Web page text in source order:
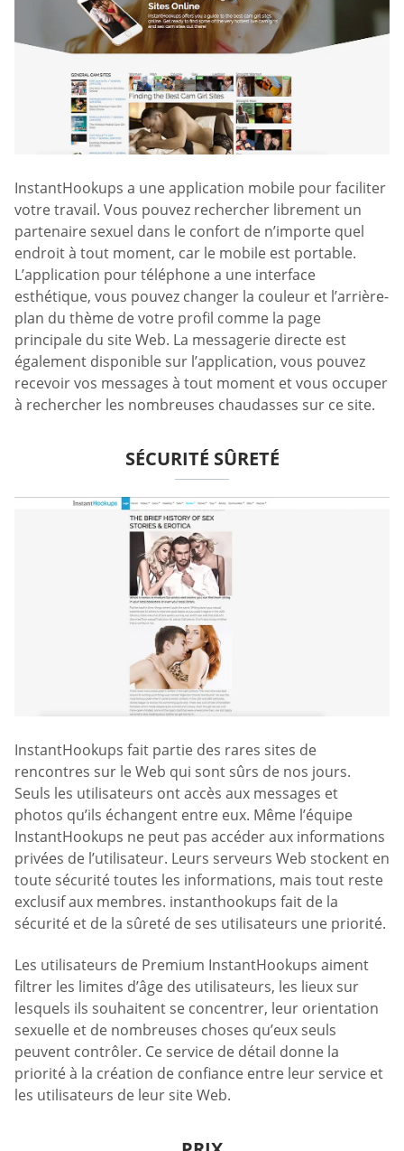
InstantHookups a une application mobile pour faciliter
votre travail. Vous pouvez rechercher librement un
partenaire sexuel dans le confort de n’importe quel
endroit à tout moment, car le mobile est portable.
L’application pour téléphone a une interface
esthétique, vous pouvez changer la couleur et l’arrière-
plan du thème de votre profil comme la page
principale du site Web. La messagerie directe est
également disponible sur l’application, vous pouvez
recevoir vos messages à tout moment et vous occuper
à rechercher les nombreuses chaudasses sur ce site.
SÉCURITÉ SÛRETÉ
InstantHookups fait partie des rares sites de
rencontres sur le Web qui sont sûrs de nos jours.
Seuls les utilisateurs ont accès aux messages et
photos qu’ils échangent entre eux. Même l’équipe
InstantHookups ne peut pas accéder aux informations
privées de l’utilisateur. Leurs serveurs Web stockent en
toute sécurité toutes les informations, mais tout reste
exclusif aux membres. instanthookups fait de la
sécurité et de la sûreté de ses utilisateurs une priorité.
Les utilisateurs de Premium InstantHookups aiment
filtrer les limites d’âge des utilisateurs, les lieux sur
lesquels ils souhaitent se concentrer, leur orientation
sexuelle et de nombreuses choses qu’eux seuls
peuvent contrôler. Ce service de détail donne la
priorité à la création de confiance entre leur service et
les utilisateurs de leur site Web.